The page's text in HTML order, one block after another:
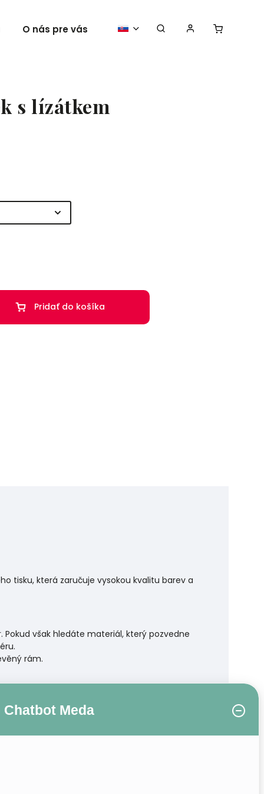
O nás pre vás Vaše plagáty
s lízátkem
Pridať do košíka
tisku, která zaručuje vysokou kvalitu barev a
však hledáte materiál, který pozvedne
rám.
Chatbot Meda